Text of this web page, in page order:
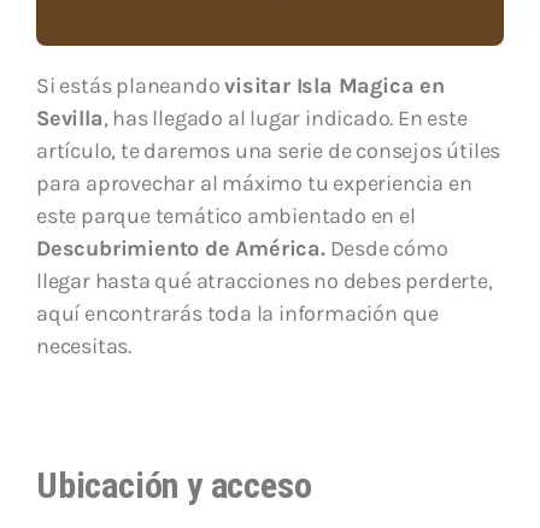
Si estás planeandovisitar Isla Magica en
Sevilla, has llegado al lugar indicado. En este
artículo, te daremos una serie de consejos útiles
para aprovechar al máximo tu experiencia en
este parque temático ambientado en el
Descubrimiento de América.Desde cómo
llegar hasta qué atracciones no debes perderte,
aquí encontrarás toda la información que
necesitas.
Ubicación y acceso